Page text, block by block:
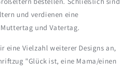
und verdienen eine
und Vatertag.
eine Vielzahl weiterer Designs an,
"Glück ist, eine Mama/einen